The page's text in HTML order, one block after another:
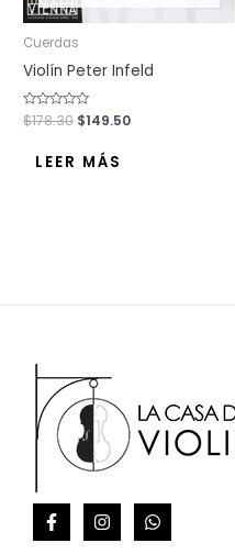
Cuerdas
Violín Peter Infeld
Valorado
con
$178.30 $149.50
LEER MÁS